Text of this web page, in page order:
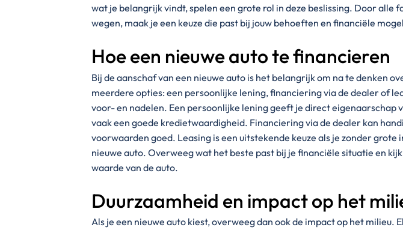
wat je belangrijk vindt, spelen een grote rol in deze beslissing. Door alle
wegen, maak je een keuze die past bij jouw behoeften en financiële
Hoe een nieuwe auto te financieren
Bij de aanschaf van een nieuwe auto is het belangrijk om na te denken
meerdere opties: een persoonlijke lening, financiering via de dealer of
voor- en nadelen. Een persoonlijke lening geeft je direct eigenaarschap
vaak een goede kredietwaardigheid. Financiering via de dealer kan
voorwaarden goed. Leasing is een uitstekende keuze als je zonder
nieuwe auto. Overweeg wat het beste past bij je financiële situatie en
waarde van de auto.
Duurzaamheid en impact op het
Als je een nieuwe auto kiest, overweeg dan ook de impact op het milieu.